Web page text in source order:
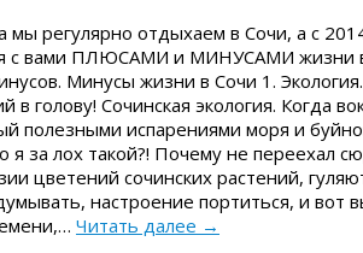
мы регулярно отдыхаем в Сочи, а с
с вами ПЛЮСАМИ и МИНУСАМИ жизни в
Минусы жизни в Сочи 1.
в голову! Сочинская экология. Когда
полезными испарениями моря и
я за лох такой?! Почему не переехал
цветений сочинских растений,
настроение портиться, и вот
Читать далее →